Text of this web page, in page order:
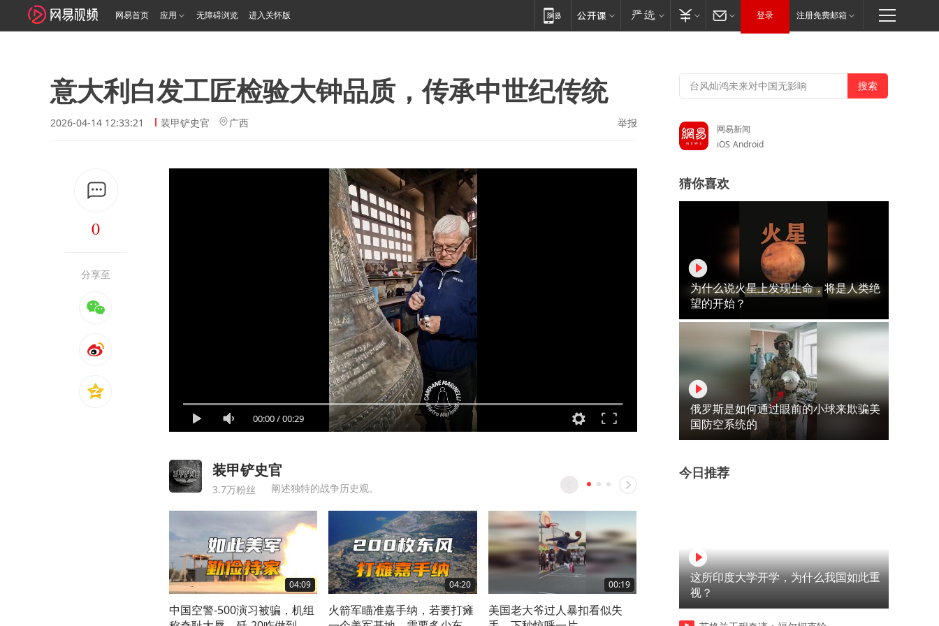
网易首页 应用 无障碍浏览 进入关怀版 登录 注册免费邮箱
意大利白发工匠检验大钟品质，传承中世纪传统
2026-04-14 12:33:21 装甲铲史官 广西 举报
0
分享至
00:00/00:29
装甲铲史官
3.7万粉丝 阐述独特的战争历史观。
04:09
中国空警-500演习被骗，机组
04:20
火箭军瞄准嘉手纳，若要打瘫
00:19
美国老大爷过人暴扣看似失
01:01
人工智能理发师上线，高难度
广岛核爆纪念时刻，相生桥
网易新闻
iOS Android
猜你喜欢
为什么说火星上发现生命，将是人类绝
望的开始？
俄罗斯是如何通过眼前的小球来欺骗美
国防空系统的
今日推荐
这所印度大学开学，为什么我国如此重
视？